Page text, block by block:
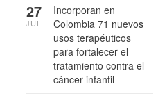
Incorporan en
Colombia 71 nuevos
usos terapéuticos
para fortalecer el
tratamiento contra el
cáncer infantil
27
JUL